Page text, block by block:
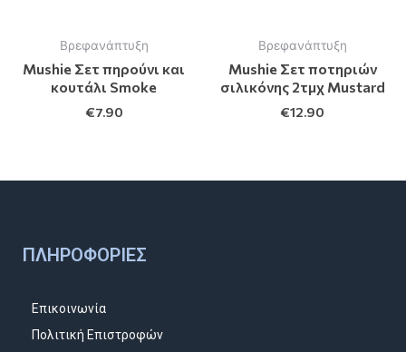
Βρεφανάπτυξη
Mushie Σετ πηρούνι και
κουτάλι Smoke
€7.90
Βρεφανάπτυξη
Mushie Σετ ποτηριών
σιλικόνης 2τμχ Mustard
€12.90
ΠΛΗΡΟΦΟΡΊΕΣ
Επικοινωνία
Πολιτική Επιστροφών